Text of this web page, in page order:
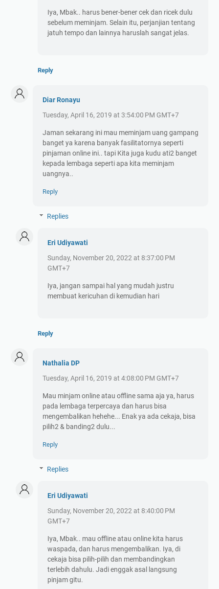
Iya, Mbak.. harus bener-bener cek dan ricek dulu
sebelum meminjam. Selain itu, perjanjian tentang
jatuh tempo dan lainnya haruslah sangat jelas.
Reply
Diar Ronayu
Tuesday, April 16, 2019 at 3:54:00 PM GMT+7
Jaman sekarang ini mau meminjam uang gampang
banget ya karena banyak fasilitatornya seperti
pinjaman online ini.. tapi Kita juga kudu ati2 banget
kepada lembaga seperti apa kita meminjam
uangnya..
Reply
Replies
Eri Udiyawati
Sunday, November 20, 2022 at 8:37:00 PM
GMT+7
Iya, jangan sampai hal yang mudah justru
membuat kericuhan di kemudian hari
Reply
Nathalia DP
Tuesday, April 16, 2019 at 4:08:00 PM GMT+7
Mau minjam online atau offline sama aja ya, harus
pada lembaga terpercaya dan harus bisa
mengembalikan hehehe... Enak ya ada cekaja, bisa
pilih2 & banding2 dulu...
Reply
Replies
Eri Udiyawati
Sunday, November 20, 2022 at 8:40:00 PM
GMT+7
Iya, Mbak.. mau offline atau online kita harus
waspada, dan harus mengembalikan. Iya, di
cekaja bisa pilih-pilih dan membandingkan
terlebih dahulu. Jadi enggak asal langsung
pinjam gitu.